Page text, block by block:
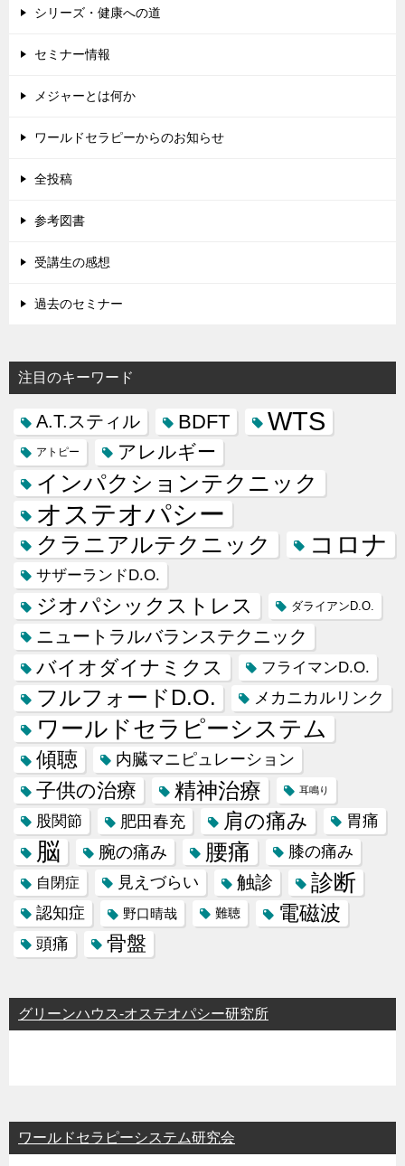
シリーズ・健康への道
セミナー情報
メジャーとは何か
ワールドセラピーからのお知らせ
全投稿
参考図書
受講生の感想
過去のセミナー
注目のキーワード
A.T.スティル BDFT WTS
アトピー アレルギー
インパクションテクニック
オステオパシー
クラニアルテクニック コロナ
サザーランドD.O.
ジオパシックストレス ダライアンD.O.
ニュートラルバランステクニック
バイオダイナミクス フライマンD.O.
フルフォードD.O. メカニカルリンク
ワールドセラピーシステム
傾聴 内臓マニピュレーション
子供の治療 精神治療 耳鳴り
股関節 肥田春充 肩の痛み 胃痛
脳 腕の痛み 腰痛 膝の痛み
自閉症 見えづらい 触診 診断
認知症 野口晴哉 難聴 電磁波
頭痛 骨盤
グリーンハウス-オステオパシー研究所
ワールドセラピーシステム研究会